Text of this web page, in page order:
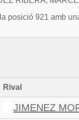
posició 921 amb
Rival
JIMENEZ